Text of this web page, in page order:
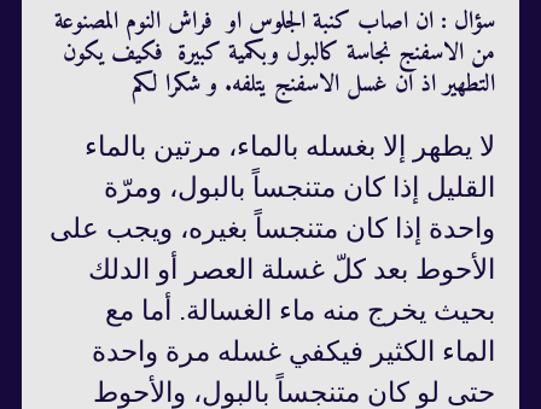
سؤال : ان اصاب كنبة الجلوس او فراش النوم المصنوعة
من الاسفنج نجاسة كالبول وبكمية كبيرة فكيف يكون
التطهير اذ ان غسل الاسفنج يتلفه. و شكرا لكم
لا يطهر إلا بغسله بالماء، مرتين بالماء‌
القليل إذا كان متنجساً بالبول، ومرّة
واحدة إذا كان متنجساً بغيره، ويجب على
الأحوط بعد كلّ غسلة العصر أو الدلك
بحيث يخرج منه ماء الغسالة. أما مع
الماء الكثير فيكفي غسله مرة واحدة
حتى لو كان متنجساً بالبول، والأحوط